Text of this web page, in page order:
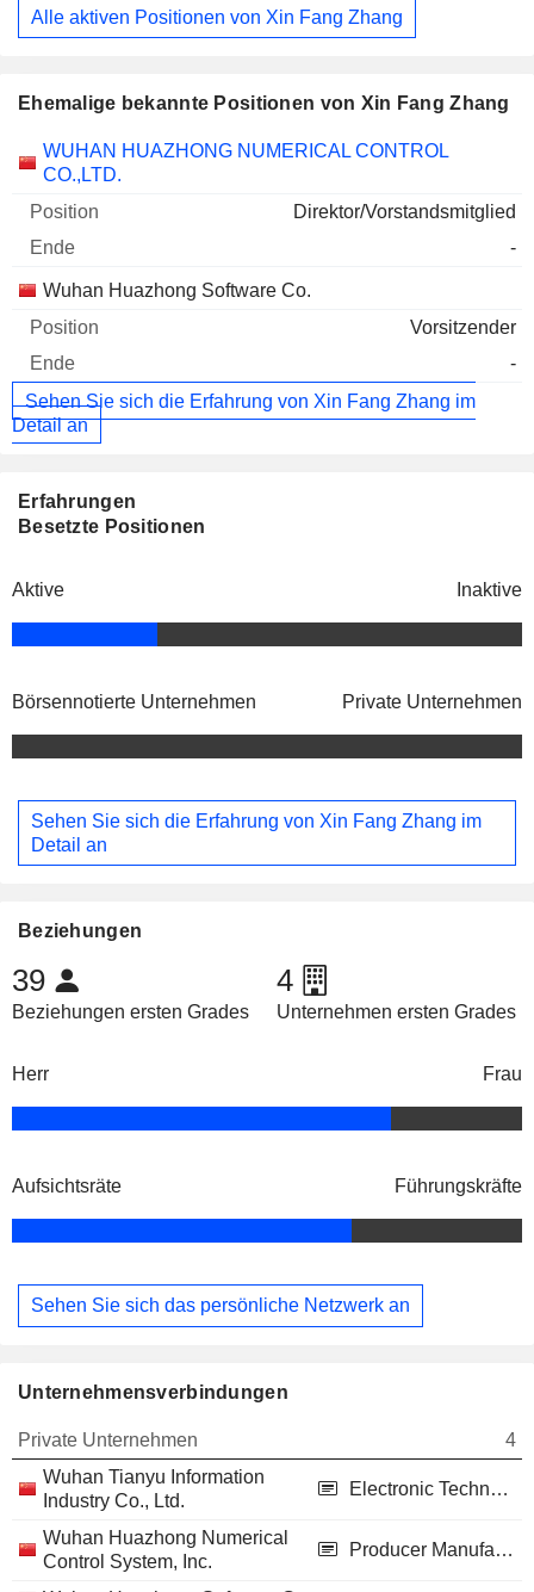
Alle aktiven Positionen von Xin Fang Zhang
Ehemalige bekannte Positionen von Xin Fang Zhang
Unternehmen Position Ende
WUHAN HUAZHONG NUMERICAL CONTROL
CO.,LTD.
Direktor/Vorstandsmitglied
-
Wuhan Huazhong Software Co.
Vorsitzender
-
Sehen Sie sich die Erfahrung von Xin Fang Zhang im
Detail an
Erfahrungen
Besetzte Positionen
Aktive Inaktive
Börsennotierte Unternehmen Private Unternehmen
Sehen Sie sich die Erfahrung von Xin Fang Zhang im
Detail an
Beziehungen
39
Beziehungen ersten Grades
4
Unternehmen ersten Grades
Herr Frau
Aufsichtsräte Führungskräfte
Sehen Sie sich das persönliche Netzwerk an
Unternehmensverbindungen
Private Unternehmen
4
Wuhan Tianyu Information
Industry Co., Ltd.
Electronic Technology
Wuhan Huazhong Numerical
Control System, Inc.
Producer Manufacturing